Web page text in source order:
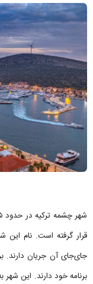
قرار گرفته است. نام این
جای‌جای آن جریان دارند.
برنامه خود دارند. این